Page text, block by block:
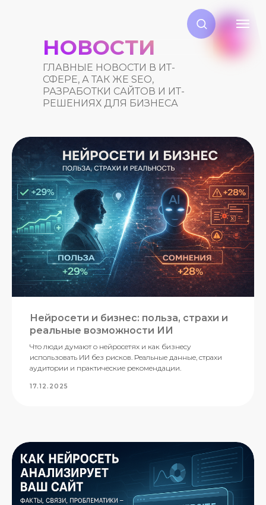
ГЛАВНЫЕ НОВОСТИ В ИТ-
СФЕРЕ, А ТАК ЖЕ SEO,
РАЗРАБОТКИ САЙТОВ И ИТ-
РЕШЕНИЯХ ДЛЯ БИЗНЕСА
НОВОСТИ
Нейросети и бизнес: польза, страхи и
реальные возможности ИИ
Что люди думают о нейросетях и как бизнесу
использовать ИИ без рисков. Реальные данные, страхи
аудитории и практические рекомендации.
17.12.2025